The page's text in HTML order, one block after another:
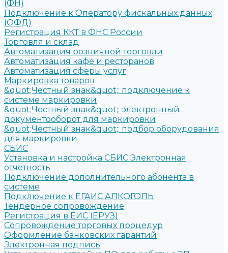
(ФН)
Подключение к Оператору фискальных данных
(ОФД)
Регистрация ККТ в ФНС России
Торговля и склад
Автоматизация розничной торговли
Автоматизация кафе и ресторанов
Автоматизация сферы услуг
Маркировка товаров
&quot;Честный знак&quot;: подключение к
системе маркировки
&quot;Честный знак&quot;: электронный
документооборот для маркировки
&quot;Честный знак&quot;: подбор оборудования
для маркировки
СБИС
Установка и настройка СБИС Электронная
отчетность
Подключение дополнительного абонента в
системе
Подключение к ЕГАИС АЛКОГОЛЬ
Тендерное сопровождение
Регистрация в ЕИС (ЕРУЗ)
Сопровождение торговых процедур
Оформление банковских гарантий
Электронная подпись